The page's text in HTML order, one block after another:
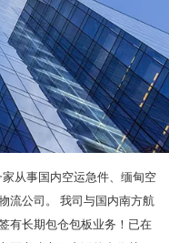
从事国内空运急件、缅甸空
流公司。 我司与国内南方航
有长期包仓包板业务！已在